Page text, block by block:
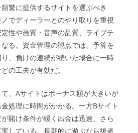
繁に提供するサイトを選ぶべき
でディーラーとのやり取りを重視
性や画質・音声の品質、ライブテ
る。資金管理の観点では、予算を
、負けの連続が続いた場合に一時
の工夫が有効だ。
、Aサイトはボーナス額が大きいが
処理に時間がかかる。一方Bサイト
賭け条件が緩く出金は迅速、さら
している。長期的に遊ぶなら後者